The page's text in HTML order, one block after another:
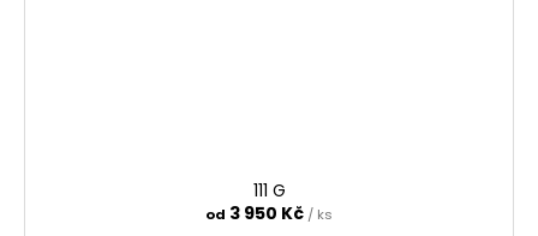
111 G
od 3 950 Kč / ks